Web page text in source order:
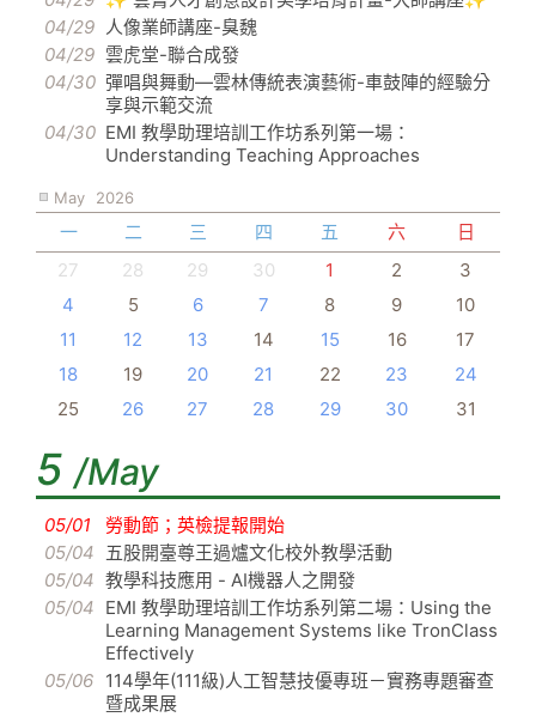
04/29 人像業師講座-臭魏
04/29 雲虎堂-聯合成發
04/30 彈唱與舞動—雲林傳統表演藝術-車鼓陣的經驗分
享與示範交流
04/30 EMI 教學助理培訓工作坊系列第一場：
Understanding Teaching Approaches
May 2026
一 二 三 四 五 六
日
27
28 29 30 1 2
3
4
5 6 7 8 9
10
11
12 13 14 15 16
17
18
19 20 21 22 23
24
25
26 27 28 29 30 31
5 /May
05/01
勞動節；英檢提報開始
05/04 五股開臺尊王過爐文化校外教學活動
05/04 教學科技應用 - AI機器人之開發
05/04 EMI 教學助理培訓工作坊系列第二場：Using the
Learning Management Systems like TronClass
Effectively
05/06 114學年(111級)人工智慧技優專班－實務專題審查
暨成果展